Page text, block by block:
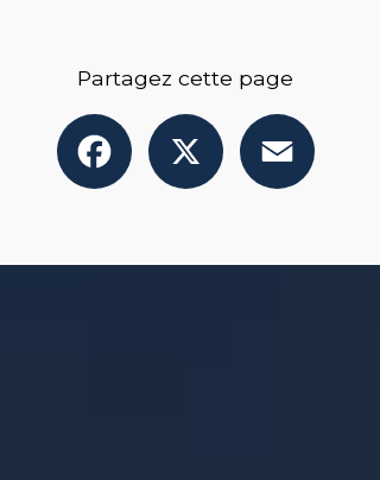
Partagez cette page
Facebook